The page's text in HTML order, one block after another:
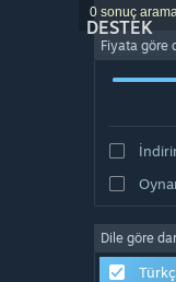
DESTEK
0 sonuç
Fiyata göre
Dile göre